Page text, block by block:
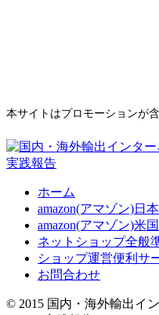
本サイトはプロモーションが
ホーム
amazon(アマゾン)日
amazon(アマゾン)米
ネットショップ全般
ショップ運営便利サ
お問合わせ
© 2015 国内・海外輸出イ